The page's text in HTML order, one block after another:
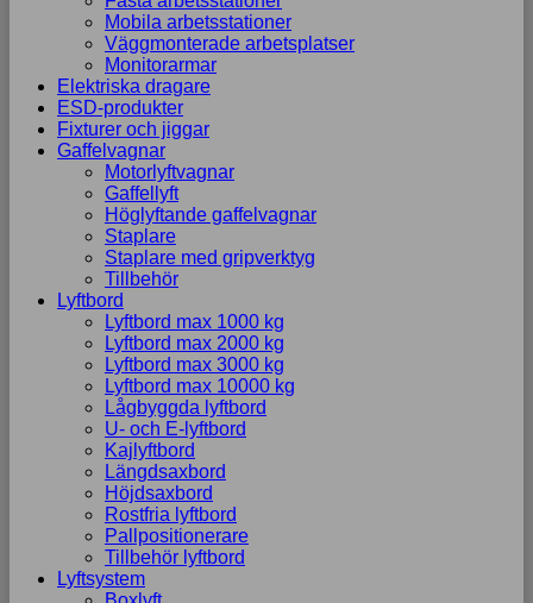
Mobila arbetsstationer
Väggmonterade arbetsplatser
Monitorarmar
Elektriska dragare
ESD-produkter
Fixturer och jiggar
Gaffelvagnar
Motorlyftvagnar
Gaffellyft
Höglyftande gaffelvagnar
Staplare
Staplare med gripverktyg
Tillbehör
Lyftbord
Lyftbord max 1000 kg
Lyftbord max 2000 kg
Lyftbord max 3000 kg
Lyftbord max 10000 kg
Lågbyggda lyftbord
U- och E-lyftbord
Kajlyftbord
Längdsaxbord
Höjdsaxbord
Rostfria lyftbord
Pallpositionerare
Tillbehör lyftbord
Lyftsystem